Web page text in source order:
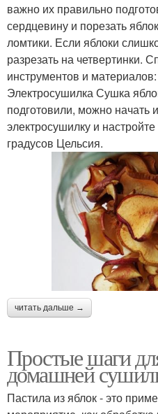
важно их правильно
сердцевину и порезать
ломтики. Если яблоки
разрезать на четвертинки.
инструментов и
Электросушилка Сушка
подготовили, можно начать
электросушилку и
градусов Цельсия.
читать дальше →
Простые шаги
домашней
Пастила из яблок - это